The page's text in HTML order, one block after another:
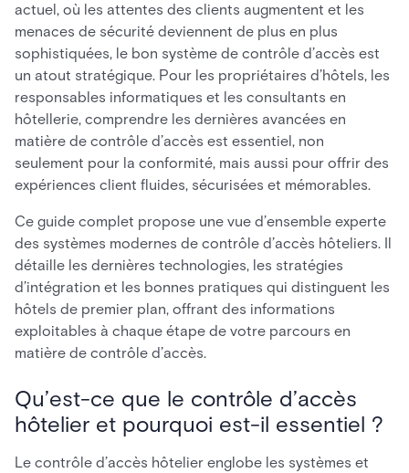
actuel, où les attentes des clients augmentent et les
menaces de sécurité deviennent de plus en plus
sophistiquées, le bon système de contrôle d’accès est
un atout stratégique. Pour les propriétaires d’hôtels, les
responsables informatiques et les consultants en
hôtellerie, comprendre les dernières avancées en
matière de contrôle d’accès est essentiel, non
seulement pour la conformité, mais aussi pour offrir des
expériences client fluides, sécurisées et mémorables.
Ce guide complet propose une vue d’ensemble experte
des systèmes modernes de contrôle d’accès hôteliers. Il
détaille les dernières technologies, les stratégies
d’intégration et les bonnes pratiques qui distinguent les
hôtels de premier plan, offrant des informations
exploitables à chaque étape de votre parcours en
matière de contrôle d’accès.
Qu’est-ce que le contrôle d’accès
hôtelier et pourquoi est-il essentiel ?
Le contrôle d’accès hôtelier englobe les systèmes et